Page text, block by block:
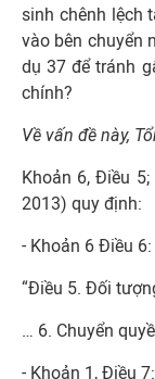
sinh chênh lệch
vào bên chuyển
dụ 37 để tránh
chính?
Về vấn đề này,
Khoản 6, Điều
2013) quy định:
- Khoản 6 Điều 6:
“Điều 5. Đối
… 6. Chuyển
- Khoản 1, Điều 7: